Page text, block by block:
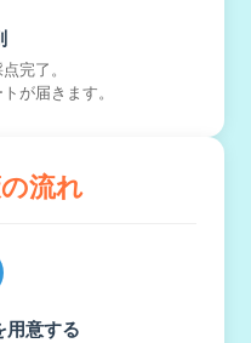
完了。
が届きます。
流れ
用意する